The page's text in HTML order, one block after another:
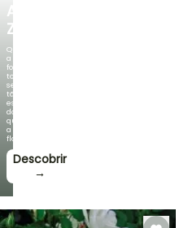
AGAPANTHUS
ZAMBEZI
Quando
a
folhagem
torna-
se
tão
espetacular
do
que
a
floração!
Descobrir
→